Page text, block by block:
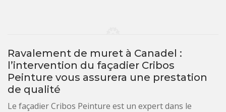
Ravalement de muret à Canadel :
l’intervention du façadier Cribos
Peinture vous assurera une prestation
de qualité
Le façadier Cribos Peinture est un expert dans le